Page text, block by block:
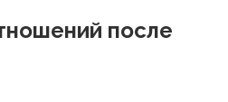
после